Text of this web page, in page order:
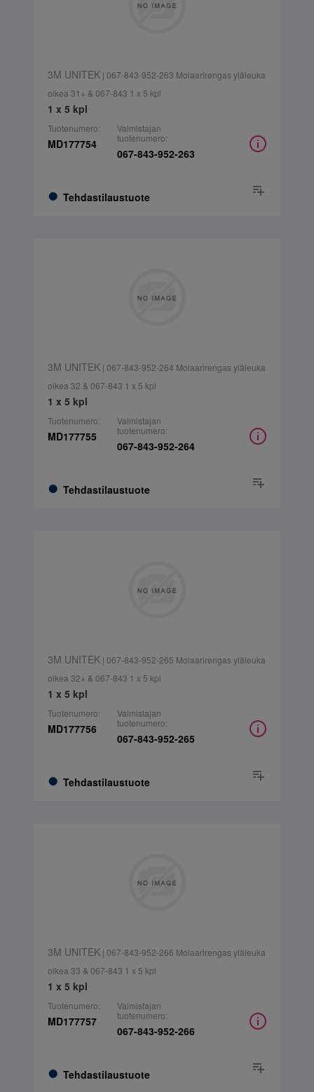
3M UNITEK| 067-843-952-263 Molaarirengas yläleuka
oikea 31+ & 067-843 1 x 5 kpl
1 x 5 kpl
Tuotenumero:
MD177754
Tehdastilaustuote
Valmistajan
tuotenumero:
067-843-952-263
3M UNITEK| 067-843-952-264 Molaarirengas yläleuka
oikea 32 & 067-843 1 x 5 kpl
1 x 5 kpl
Tuotenumero:
MD177755
Tehdastilaustuote
Valmistajan
tuotenumero:
067-843-952-264
3M UNITEK| 067-843-952-265 Molaarirengas yläleuka
oikea 32+ & 067-843 1 x 5 kpl
1 x 5 kpl
Tuotenumero:
MD177756
Tehdastilaustuote
Valmistajan
tuotenumero:
067-843-952-265
3M UNITEK| 067-843-952-266 Molaarirengas yläleuka
oikea 33 & 067-843 1 x 5 kpl
1 x 5 kpl
Tuotenumero:
MD177757
Tehdastilaustuote
Valmistajan
tuotenumero:
067-843-952-266